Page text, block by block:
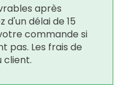
après
d'un délai de 15
commande si
pas. Les frais de
client.